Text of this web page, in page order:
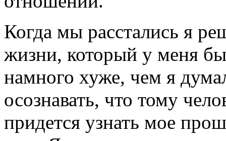
Когда мы расстались я
жизни, который у меня
намного хуже, чем я
осознавать, что тому
придется узнать мое